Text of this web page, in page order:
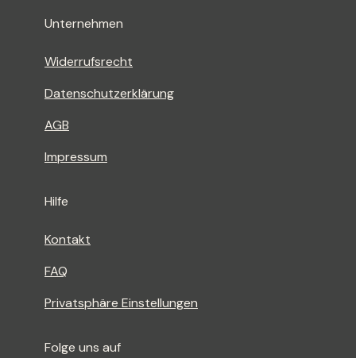
Unternehmen
Widerrufsrecht
Datenschutzerklärung
AGB
Impressum
Hilfe
Kontakt
FAQ
Privatsphäre Einstellungen
Folge uns auf